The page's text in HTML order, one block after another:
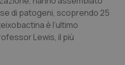
di patogeni, scoprendo 25
è l’ultimo
Lewis, il più